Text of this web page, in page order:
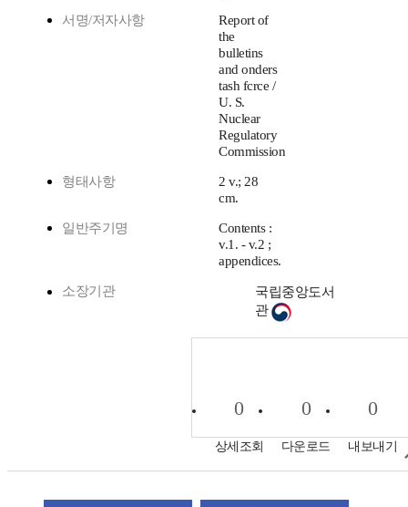
서명/저자사항
Report of
the
bulletins
and onders
tash fcrce /
U. S.
Nuclear
Regulatory
Commission
형태사항
2 v.; 28
cm.
일반주기명
Contents :
v.1. - v.2 ;
appendices.
소장기관
국립중앙도서
관
0
상세조회
0
다운로드
0
내보내기